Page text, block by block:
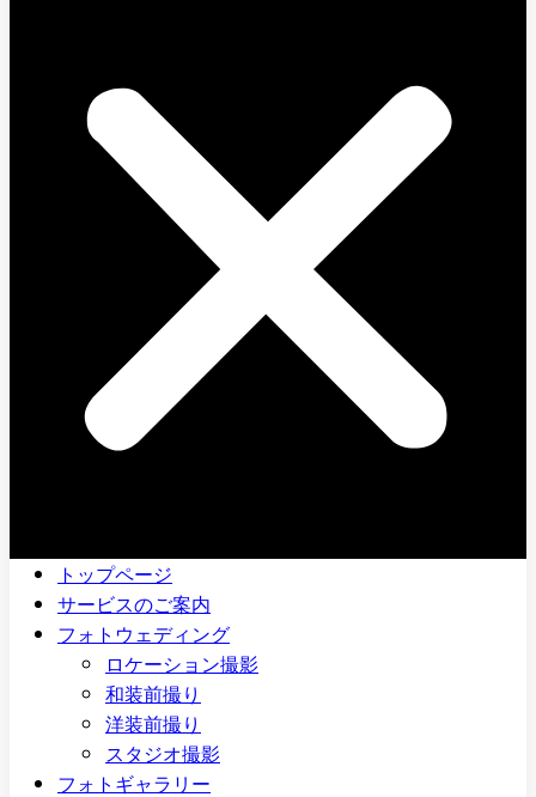
トップページ
サービスのご案内
フォトウェディング
ロケーション撮影
和装前撮り
洋装前撮り
スタジオ撮影
フォトギャラリー